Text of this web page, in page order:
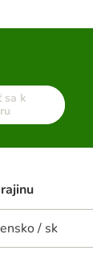
sa k
/ sk